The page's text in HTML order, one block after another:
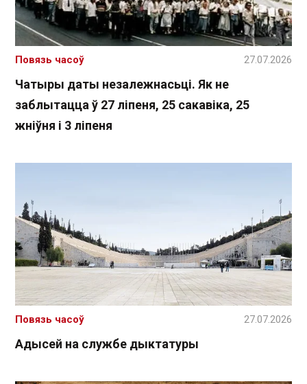
Чатыры даты незалежнасьці. Як не
заблытацца ў 27 ліпеня, 25 сакавіка, 25
жніўня і 3 ліпеня
Повязь часоў 27.07.2026
Адысей на службе дыктатуры
Повязь часоў 27.07.2026